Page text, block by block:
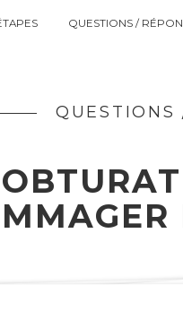
QUESTIONS /
QUESTIONS